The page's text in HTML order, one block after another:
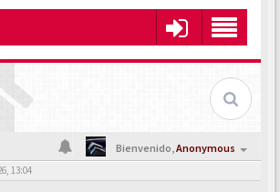
Bienvenido,Anonymous
13:04